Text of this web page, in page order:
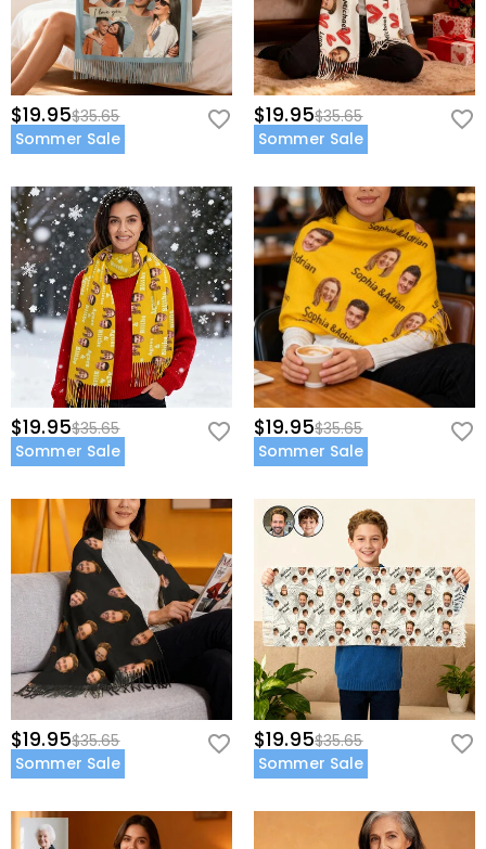
$19.95$35.65
Sommer Sale
$19.95$35.65
Sommer Sale
$19.95$35.65
Sommer Sale
$19.95$35.65
Sommer Sale
$19.95$35.65
Sommer Sale
$19.95$35.65
Sommer Sale